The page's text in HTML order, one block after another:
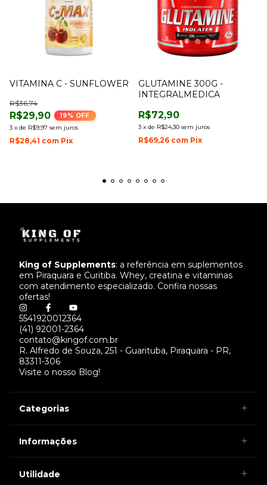
VITAMINA C - SUNFLOWER
R$29,90
R$36,74
19% OFF
3 x de R$9,97 sem juros
R$28,41 com Pix
GLUTAMINE 300G -
INTEGRALMEDICA
R$72,90
3 x de R$24,30 sem juros
R$69,26 com Pix
King of Supplements: a referência em suplementos
em Piraquara e Curitiba. Whey, creatina e vitaminas
com atendimento especializado. Confira nossas
ofertas!
5541920012364
(41) 92001-2364
contato@kingof.com.br
R. Alfredo de Souza, 251 - Guarituba, Piraquara - PR,
83311-306
Visite o nosso Blog!
Categorias
Informações
Utilidade